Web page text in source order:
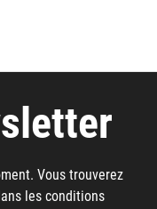
Vous trouverez
les conditions